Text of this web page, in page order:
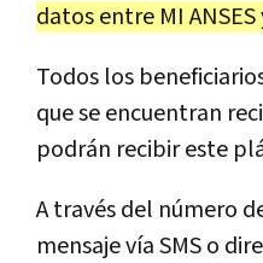
datos entre MI ANSES
Todos los
que se encuentran
podrán recibir este
A través del número
mensaje vía SMS o